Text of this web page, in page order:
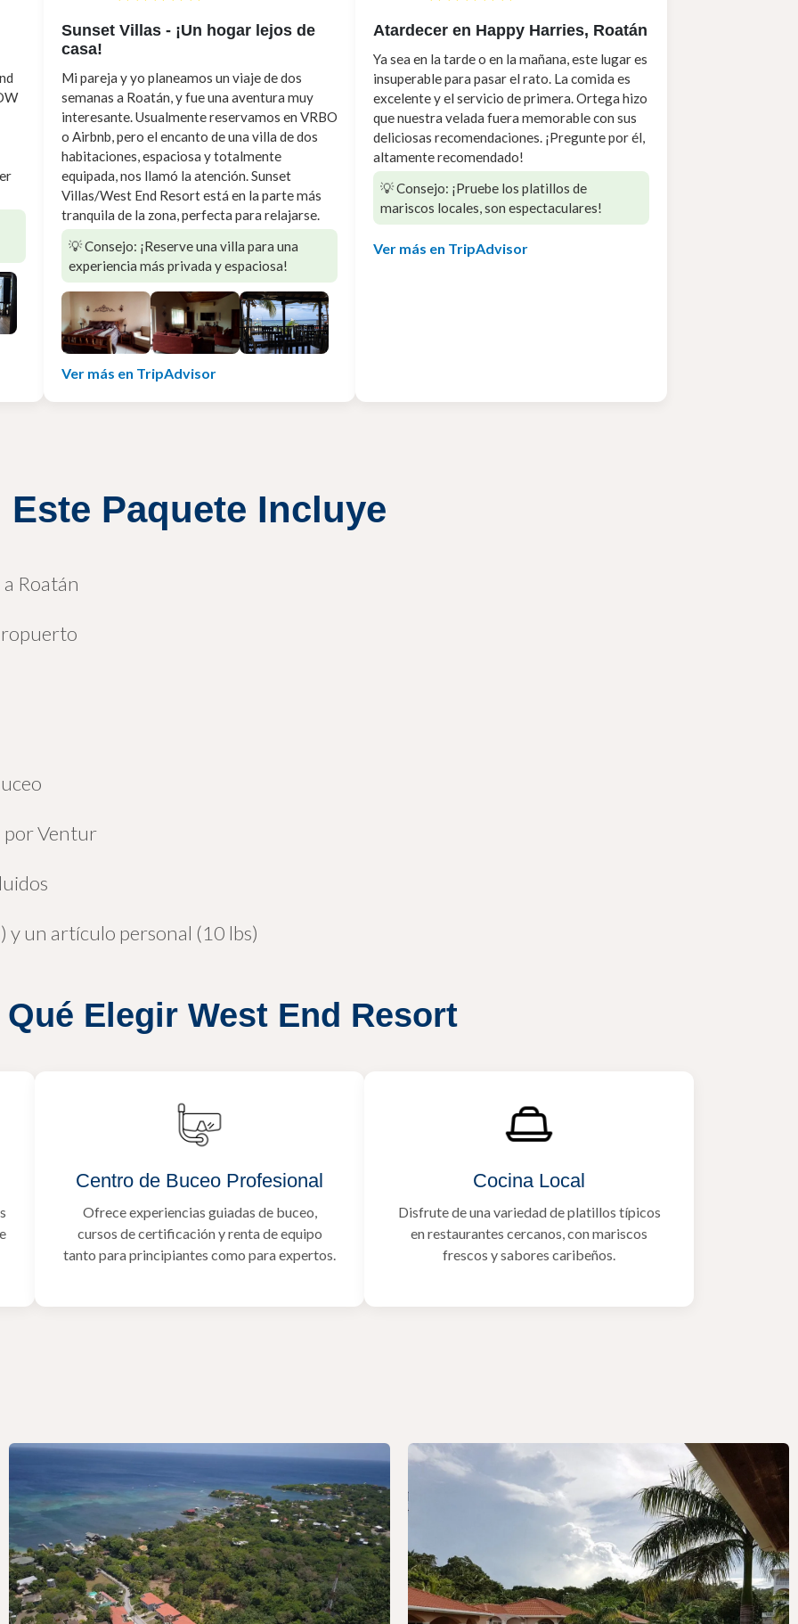
Sunset Villas - ¡Un hogar lejos de
casa!
Mi pareja y yo planeamos un viaje de dos
semanas a Roatán, y fue una aventura muy
interesante. Usualmente reservamos en VRBO
o Airbnb, pero el encanto de una villa de dos
habitaciones, espaciosa y totalmente
equipada, nos llamó la atención. Sunset
Villas/West End Resort está en la parte más
tranquila de la zona, perfecta para relajarse.
💡 Consejo: ¡Reserve una villa para una
experiencia más privada y espaciosa!
Ver más en TripAdvisor
Atardecer en Happy Harries, Roatán
Ya sea en la tarde o en la mañana, este lugar es
insuperable para pasar el rato. La comida es
excelente y el servicio de primera. Ortega hizo
que nuestra velada fuera memorable con sus
deliciosas recomendaciones. ¡Pregunte por él,
altamente recomendado!
💡 Consejo: ¡Pruebe los platillos de
mariscos locales, son espectaculares!
Ver más en TripAdvisor
Este Paquete Incluye
Roatán
por Ventur
y un artículo personal (10 lbs)
Elegir West End Resort
Centro de Buceo Profesional
Ofrece experiencias guiadas de buceo,
cursos de certificación y renta de equipo
tanto para principiantes como para expertos.
Cocina Local
Disfrute de una variedad de platillos típicos
en restaurantes cercanos, con mariscos
frescos y sabores caribeños.